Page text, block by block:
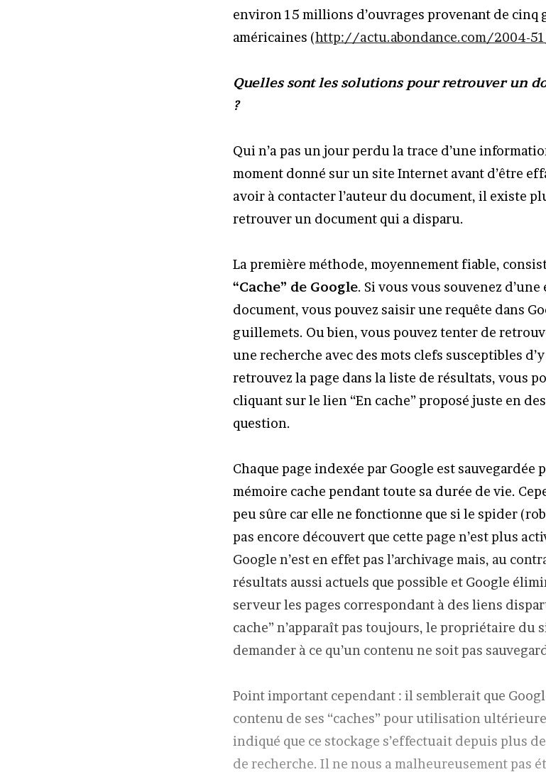
environ 15 millions d’ouvrages provenant de cinq
américaines (http://actu.abondance.com/2004-
Quelles sont les solutions pour retrouver un
?
Qui n’a pas un jour perdu la trace d’une
moment donné sur un site Internet avant d’être
avoir à contacter l’auteur du document, il existe
retrouver un document qui a disparu.
La première méthode, moyennement fiable,
“Cache” de Google. Si vous vous souvenez
document, vous pouvez saisir une requête dans
guillemets. Ou bien, vous pouvez tenter de
une recherche avec des mots clefs susceptibles
retrouvez la page dans la liste de résultats, vous
cliquant sur le lien “En cache” proposé juste en
question.
Chaque page indexée par Google est sauvegardée
mémoire cache pendant toute sa durée de vie.
peu sûre car elle ne fonctionne que si le spider
pas encore découvert que cette page n’est plus
Google n’est en effet pas l’archivage mais, au
résultats aussi actuels que possible et Google
serveur les pages correspondant à des liens
cache” n’apparaît pas toujours, le propriétaire du
demander à ce qu’un contenu ne soit pas
Point important cependant : il semblerait que
contenu de ses “caches” pour utilisation
indiqué que ce stockage s’effectuait depuis plus
de recherche. Il ne nous a malheureusement pas